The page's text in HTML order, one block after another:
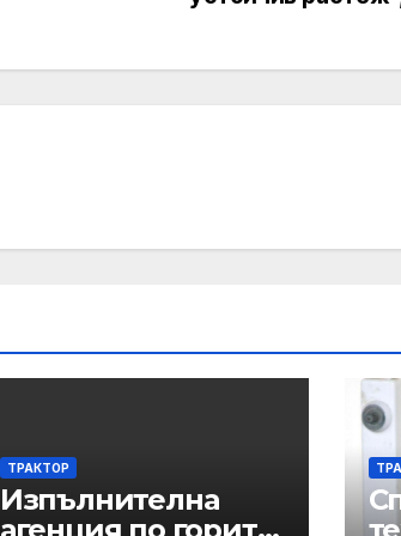
ТРАКТОР
Изпълнителна